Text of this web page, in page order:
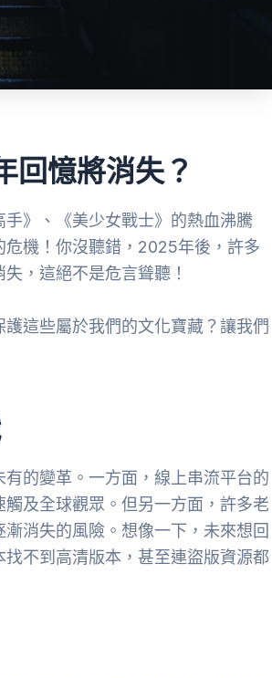
回憶將消失？
》、《美少女戰士》的熱血沸騰
機！你沒聽錯，2025年後，許多
，這絕不是危言聳聽！
這些屬於我們的文化寶藏？讓我們
的變革。一方面，線上串流平台的
及全球觀眾。但另一方面，許多老
消失的風險。想像一下，未來想回
不到高清版本，甚至連盜版資源都